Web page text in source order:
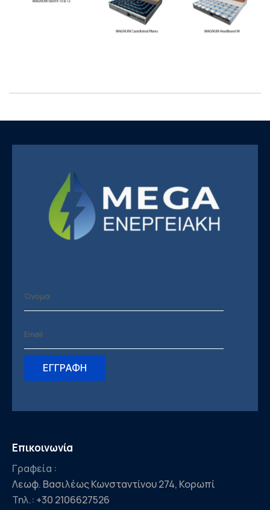
Επικοινωνία
Γραφεία :
Λεωφ. Βασιλέως Κωνσταντίνου 274, Κορωπί
Τηλ.: +30 2106627526